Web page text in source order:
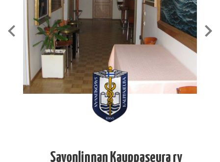
Savonlinnan Kauppaseura ry